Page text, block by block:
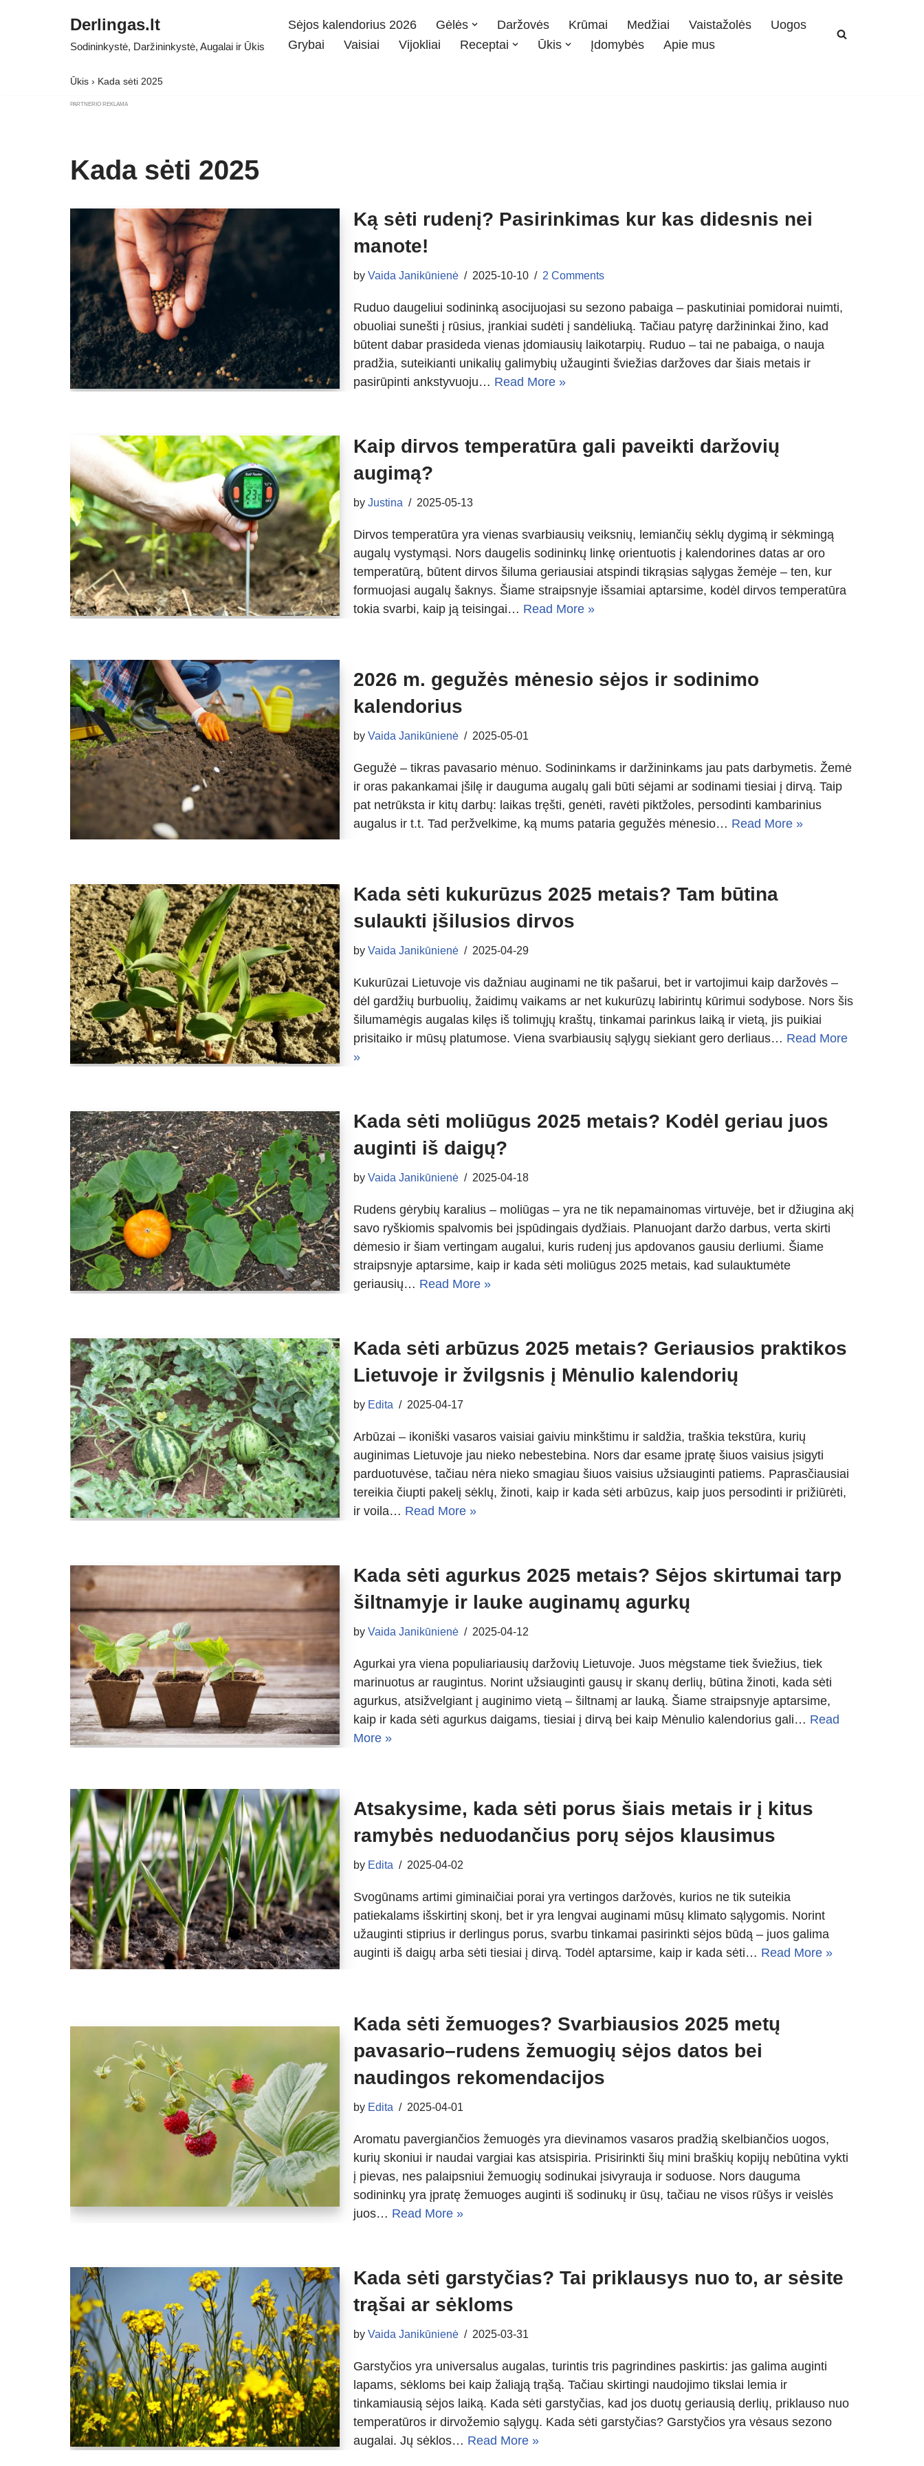
Derlingas.lt
Sodininkystė, Daržininkystė, Augalai ir Ūkis
Sėjos kalendorius 2026 Gėlės Daržovės Krūmai Medžiai Vaistažolės
Uogos
Grybai
Vaisiai Vijokliai Receptai Ūkis Įdomybės Apie mus
Ūkis › Kada sėti 2025
PARTNERIO REKLAMA
Kada sėti 2025
Ką sėti rudenį? Pasirinkimas kur kas didesnis nei
manote!
by Vaida Janikūnienė 2025-10-10 2 Comments
Ruduo daugeliui sodininką asocijuojasi su sezono pabaiga – paskutiniai pomidorai nuimti,
obuoliai sunešti į rūsius, įrankiai sudėti į sandėliuką. Tačiau patyrę daržininkai žino, kad
būtent dabar prasideda vienas įdomiausių laikotarpių. Ruduo – tai ne pabaiga, o nauja
pradžia, suteikianti unikalių galimybių užauginti šviežias daržoves dar šiais metais ir
pasirūpinti ankstyvuoju… Read More »
Kaip dirvos temperatūra gali paveikti daržovių
augimą?
by Justina 2025-05-13
Dirvos temperatūra yra vienas svarbiausių veiksnių, lemiančių sėklų dygimą ir sėkmingą
augalų vystymąsi. Nors daugelis sodininkų linkę orientuotis į kalendorines datas ar oro
temperatūrą, būtent dirvos šiluma geriausiai atspindi tikrąsias sąlygas žemėje – ten, kur
formuojasi augalų šaknys. Šiame straipsnyje išsamiai aptarsime, kodėl dirvos temperatūra
tokia svarbi, kaip ją teisingai… Read More »
2026 m. gegužės mėnesio sėjos ir sodinimo
kalendorius
by Vaida Janikūnienė 2025-05-01
Gegužė – tikras pavasario mėnuo. Sodininkams ir daržininkams jau pats darbymetis. Žemė
ir oras pakankamai įšilę ir dauguma augalų gali būti sėjami ar sodinami tiesiai į dirvą. Taip
pat netrūksta ir kitų darbų: laikas tręšti, genėti, ravėti piktžoles, persodinti kambarinius
augalus ir t.t. Tad peržvelkime, ką mums pataria gegužės mėnesio… Read More »
Kada sėti kukurūzus 2025 metais? Tam būtina
sulaukti įšilusios dirvos
by Vaida Janikūnienė 2025-04-29
Kukurūzai Lietuvoje vis dažniau auginami ne tik pašarui, bet ir vartojimui kaip daržovės –
dėl gardžių burbuolių, žaidimų vaikams ar net kukurūzų labirintų kūrimui sodybose. Nors šis
šilumamėgis augalas kilęs iš tolimųjų kraštų, tinkamai parinkus laiką ir vietą, jis puikiai
prisitaiko ir mūsų platumose. Viena svarbiausių sąlygų siekiant gero derliaus… Read More
»
Kada sėti moliūgus 2025 metais? Kodėl geriau juos
auginti iš daigų?
by Vaida Janikūnienė 2025-04-18
Rudens gėrybių karalius – moliūgas – yra ne tik nepamainomas virtuvėje, bet ir džiugina akį
savo ryškiomis spalvomis bei įspūdingais dydžiais. Planuojant daržo darbus, verta skirti
dėmesio ir šiam vertingam augalui, kuris rudenį jus apdovanos gausiu derliumi. Šiame
straipsnyje aptarsime, kaip ir kada sėti moliūgus 2025 metais, kad sulauktumėte
geriausių… Read More »
Kada sėti arbūzus 2025 metais? Geriausios praktikos
Lietuvoje ir žvilgsnis į Mėnulio kalendorių
by Edita 2025-04-17
Arbūzai – ikoniški vasaros vaisiai gaiviu minkštimu ir saldžia, traškia tekstūra, kurių
auginimas Lietuvoje jau nieko nebestebina. Nors dar esame įpratę šiuos vaisius įsigyti
parduotuvėse, tačiau nėra nieko smagiau šiuos vaisius užsiauginti patiems. Paprasčiausiai
tereikia čiupti pakelį sėklų, žinoti, kaip ir kada sėti arbūzus, kaip juos persodinti ir prižiūrėti,
ir voila… Read More »
Kada sėti agurkus 2025 metais? Sėjos skirtumai tarp
šiltnamyje ir lauke auginamų agurkų
by Vaida Janikūnienė 2025-04-12
Agurkai yra viena populiariausių daržovių Lietuvoje. Juos mėgstame tiek šviežius, tiek
marinuotus ar raugintus. Norint užsiauginti gausų ir skanų derlių, būtina žinoti, kada sėti
agurkus, atsižvelgiant į auginimo vietą – šiltnamį ar lauką. Šiame straipsnyje aptarsime,
kaip ir kada sėti agurkus daigams, tiesiai į dirvą bei kaip Mėnulio kalendorius gali… Read
More »
Atsakysime, kada sėti porus šiais metais ir į kitus
ramybės neduodančius porų sėjos klausimus
by Edita 2025-04-02
Svogūnams artimi giminaičiai porai yra vertingos daržovės, kurios ne tik suteikia
patiekalams išskirtinį skonį, bet ir yra lengvai auginami mūsų klimato sąlygomis. Norint
užauginti stiprius ir derlingus porus, svarbu tinkamai pasirinkti sėjos būdą – juos galima
auginti iš daigų arba sėti tiesiai į dirvą. Todėl aptarsime, kaip ir kada sėti… Read More »
Kada sėti žemuoges? Svarbiausios 2025 metų
pavasario–rudens žemuogių sėjos datos bei
naudingos rekomendacijos
by Edita 2025-04-01
Aromatu pavergiančios žemuogės yra dievinamos vasaros pradžią skelbiančios uogos,
kurių skoniui ir naudai vargiai kas atsispiria. Prisirinkti šių mini braškių kopijų nebūtina vykti
į pievas, nes palaipsniui žemuogių sodinukai įsivyrauja ir soduose. Nors dauguma
sodininkų yra įpratę žemuoges auginti iš sodinukų ir ūsų, tačiau ne visos rūšys ir veislės
juos… Read More »
Kada sėti garstyčias? Tai priklausys nuo to, ar sėsite
trąšai ar sėkloms
by Vaida Janikūnienė 2025-03-31
Garstyčios yra universalus augalas, turintis tris pagrindines paskirtis: jas galima auginti
lapams, sėkloms bei kaip žaliąją trąšą. Tačiau skirtingi naudojimo tikslai lemia ir
tinkamiausią sėjos laiką. Kada sėti garstyčias, kad jos duotų geriausią derlių, priklauso nuo
temperatūros ir dirvožemio sąlygų. Kada sėti garstyčias? Garstyčios yra vėsaus sezono
augalai. Jų sėklos… Read More »